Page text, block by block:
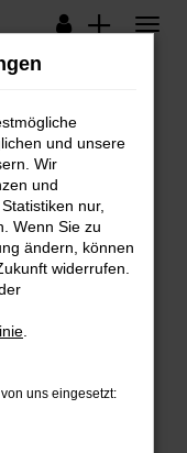
können:
deine
deine
und unsere
Wir
und
nur,
Wenn Sie zu
ändern, können
widerrufen.
uns eingesetzt: